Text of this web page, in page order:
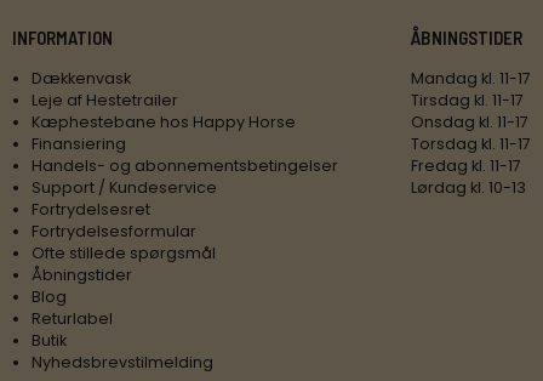
INFORMATION
Dækkenvask
Leje af Hestetrailer
Kæphestebane hos Happy Horse
Finansiering
Handels- og abonnementsbetingelser
Support / Kundeservice
Fortrydelsesret
Fortrydelsesformular
Ofte stillede spørgsmål
Åbningstider
Blog
Returlabel
Butik
Nyhedsbrevstilmelding
ÅBNINGSTIDER
Mandag kl. 11-17
Tirsdag kl. 11-17
Onsdag kl. 11-17
Torsdag kl. 11-17
Fredag kl. 11-17
Lørdag kl. 10-13